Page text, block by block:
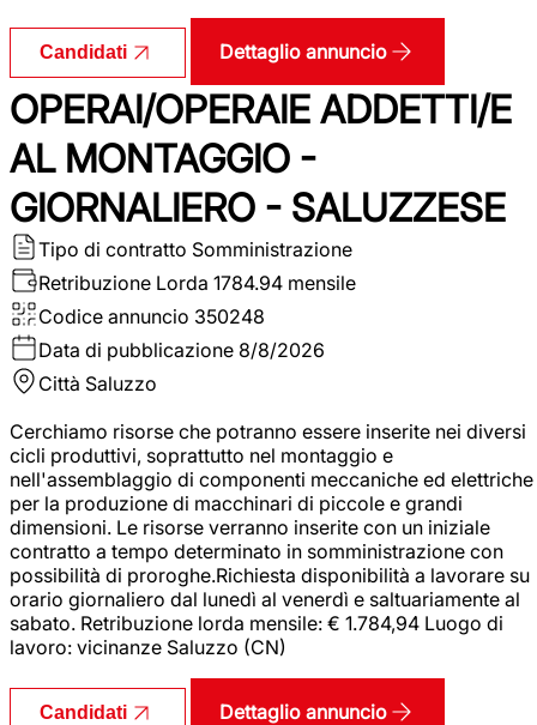
Candidati Dettaglio annuncio
OPERAI/OPERAIE ADDETTI/E
AL MONTAGGIO -
GIORNALIERO - SALUZZESE
Tipo di contratto Somministrazione
Retribuzione Lorda 1784.94 mensile
Codice annuncio 350248
Data di pubblicazione 8/8/2026
Città Saluzzo
Cerchiamo risorse che potranno essere inserite nei diversi
cicli produttivi, soprattutto nel montaggio e
nell'assemblaggio di componenti meccaniche ed elettriche
per la produzione di macchinari di piccole e grandi
dimensioni. Le risorse verranno inserite con un iniziale
contratto a tempo determinato in somministrazione con
possibilità di proroghe.Richiesta disponibilità a lavorare su
orario giornaliero dal lunedì al venerdì e saltuariamente al
sabato. Retribuzione lorda mensile: € 1.784,94 Luogo di
lavoro: vicinanze Saluzzo (CN)
Candidati Dettaglio annuncio